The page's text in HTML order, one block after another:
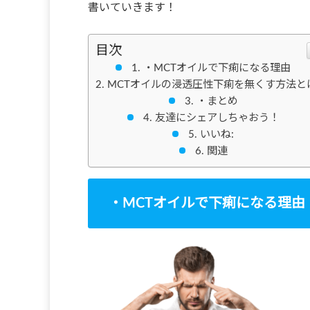
書いていきます！
目次
・MCTオイルで下痢になる理由
MCTオイルの浸透圧性下痢を無くす方法と
・まとめ
友達にシェアしちゃおう！
いいね:
関連
・MCTオイルで下痢になる理由